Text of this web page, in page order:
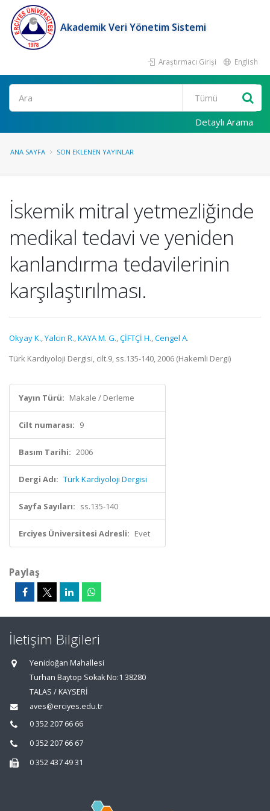
Akademik Veri Yönetim Sistemi
Araştırmacı Girişi English
Ara
Detaylı Arama
ANA SAYFA SON EKLENEN YAYINLAR
İskemik mitral yetmezliğinde
medikal tedavi ve yeniden
kanlandırma tedavilerinin
karşılaştırılması.
Okyay K.,Yalcin R.,KAYA M. G.,ÇİFTÇİ H.,Cengel A.
Türk Kardiyoloji Dergisi, cilt.9, ss.135-140, 2006 (Hakemli Dergi)
Yayın Türü: Makale / Derleme
Cilt numarası: 9
Basım Tarihi: 2006
Dergi Adı: Türk Kardiyoloji Dergisi
Sayfa Sayıları: ss.135-140
Erciyes Üniversitesi Adresli: Evet
Paylaş
İletişim Bilgileri
Yenidoğan Mahallesi
Turhan Baytop Sokak No:1 38280
TALAS / KAYSERİ
aves@erciyes.edu.tr
0 352 207 66 66
0 352 207 66 67
0 352 437 49 31